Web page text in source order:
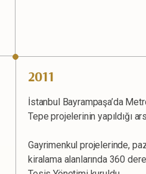
2011
İstanbul Bayrampaşa’da
Tepe projelerinin yapıldığı
Gayrimenkul projelerinde,
kiralama alanlarında 360